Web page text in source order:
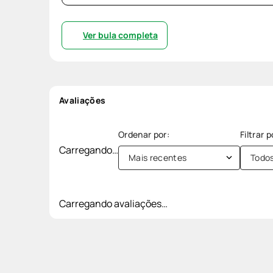
Ver bula completa
Avaliações
Carregando…
Mais recentes
Carregando avaliações…